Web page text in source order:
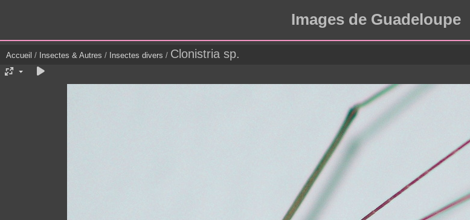
Images de Guadeloupe
Accueil / Insectes & Autres / Insectes divers / Clonistria sp.